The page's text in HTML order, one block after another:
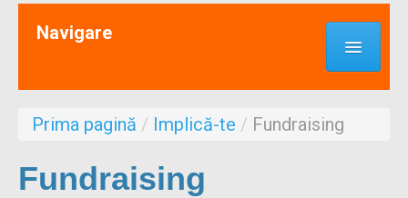
Aproape de mine
Despre noi
Formulare
Navigare
Prima pagină / Implică-te / Fundraising
Fundraising